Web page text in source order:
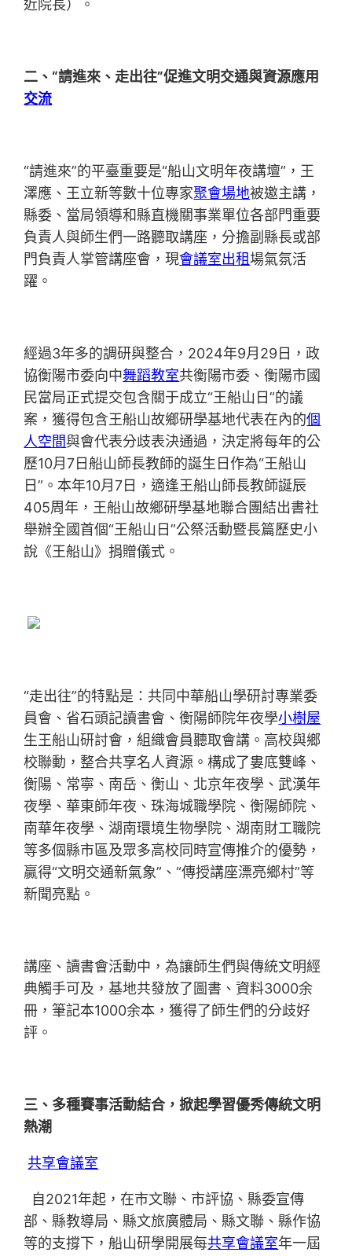
近院長）。
二、“請進來、走出往”促進文明交通與資源應用
交流
“請進來”的平臺重要是“船山文明年夜講壇”，王
澤應、王立新等數十位專家聚會場地被邀主講，
縣委、當局領導和縣直機關事業單位各部門重要
負責人與師生們一路聽取講座，分擔副縣長或部
門負責人掌管講座會，現會議室出租場氣氛活
躍。
經過3年多的調研與整合，2024年9月29日，政
協衡陽市委向中舞蹈教室共衡陽市委、衡陽市國
民當局正式提交包含關于成立“王船山日”的議
案，獲得包含王船山故鄉研學基地代表在內的個
人空間與會代表分歧表決通過，決定將每年的公
歷10月7日船山師長教師的誕生日作為“王船山
日”。本年10月7日，適逢王船山師長教師誕辰
405周年，王船山故鄉研學基地聯合團結出書社
舉辦全國首個“王船山日”公祭活動暨長篇歷史小
說《王船山》捐贈儀式。
“走出往”的特點是：共同中華船山學研討專業委
員會、省石頭記讀書會、衡陽師院年夜學小樹屋
生王船山研討會，組織會員聽取會講。高校與鄉
校聯動，整合共享名人資源。構成了婁底雙峰、
衡陽、常寧、南岳、衡山、北京年夜學、武漢年
夜學、華東師年夜、珠海城職學院、衡陽師院、
南華年夜學、湖南環境生物學院、湖南財工職院
等多個縣市區及眾多高校同時宣傳推介的優勢，
贏得“文明交通新氣象”、“傳授講座漂亮鄉村”等
新聞亮點。
講座、讀書會活動中，為讓師生們與傳統文明經
典觸手可及，基地共發放了圖書、資料3000余
冊，筆記本1000余本，獲得了師生們的分歧好
評。
三、多種賽事活動結合，掀起學習優秀傳統文明
熱潮
共享會議室
自2021年起，在市文聯、市評協、縣委宣傳
部、縣教導局、縣文旅廣體局、縣文聯、縣作協
等的支撐下，船山研學開展每共享會議室年一屆